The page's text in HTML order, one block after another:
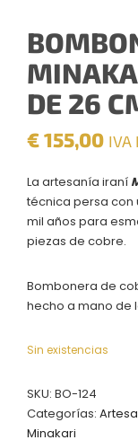
DE 26
€155,00 IVA
La artesanía iraní
técnica persa con
mil años para
piezas de cobre.
Bombonera de
hecho a mano de
Sin existencias
SKU: BO-124
Categorías:
Minakari